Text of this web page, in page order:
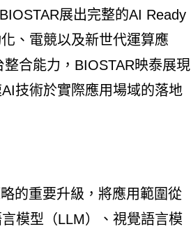
展出完整的AI Ready
、電競以及新世代運算應
合能力，BIOSTAR映泰展現
技術於實際應用場域的落地
的重要升級，將應用範圍從
模型（LLM）、視覺語言模